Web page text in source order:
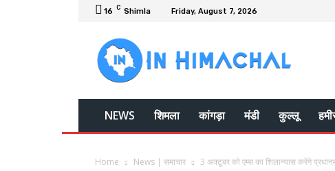
16 C Shimla Friday, August 7, 2026
NEWS शिमला कांगड़ा मंडी कुल्लू
Home News | समाचार 3 अक्टूबर को एम्स का शिलान्यास करेंगे